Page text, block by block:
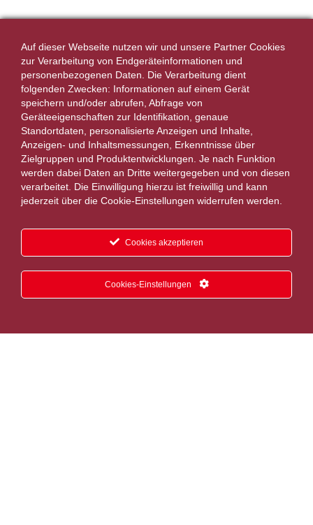
Auf dieser Webseite nutzen wir und unsere Partner Cookies
zur Verarbeitung von Endgeräteinformationen und
personenbezogenen Daten. Die Verarbeitung dient
folgenden Zwecken: Informationen auf einem Gerät
speichern und/oder abrufen, Abfrage von
Geräteeigenschaften zur Identifikation, genaue
Standortdaten, personalisierte Anzeigen und Inhalte,
Anzeigen- und Inhaltsmessungen, Erkenntnisse über
Zielgruppen und Produktentwicklungen. Je nach Funktion
werden dabei Daten an Dritte weitergegeben und von diesen
verarbeitet. Die Einwilligung hierzu ist freiwillig und kann
jederzeit über die Cookie-Einstellungen widerrufen werden.
Cookies akzeptieren
Cookies-Einstellungen